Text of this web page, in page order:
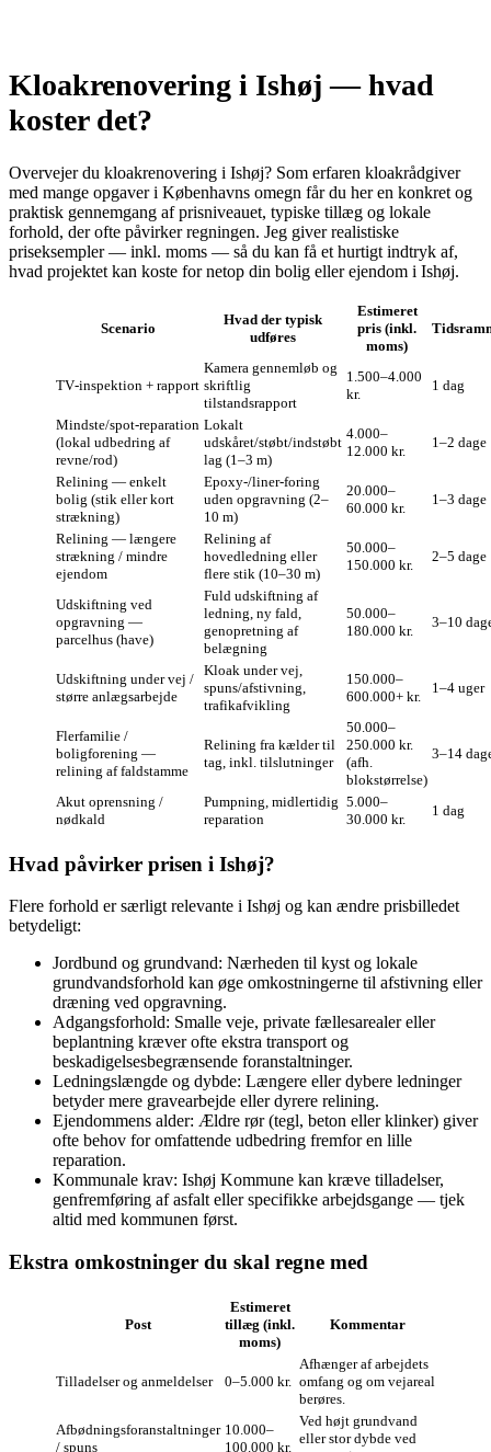
Kloakrenovering i Ishøj — hvad
koster det?
Overvejer du kloakrenovering i Ishøj? Som erfaren kloakrådgiver
med mange opgaver i Københavns omegn får du her en konkret og
praktisk gennemgang af prisniveauet, typiske tillæg og lokale
forhold, der ofte påvirker regningen. Jeg giver realistiske
priseksempler — inkl. moms — så du kan få et hurtigt indtryk af,
hvad projektet kan koste for netop din bolig eller ejendom i Ishøj.
Scenario
Hvad der typisk
udføres
Estimeret
pris (inkl.
moms)
TV‑inspektion + rapport
Kamera gennemløb og
skriftlig
tilstandsrapport
1.500–4.000
kr.
1 dag
Mindste/spot‑reparation
(lokal udbedring af
revne/rod)
Lokalt
udskåret/støbt/indstøbt
lag (1–3 m)
4.000–
12.000 kr.
1–2 dage
Relining — enkelt
bolig (stik eller kort
strækning)
Epoxy-/liner‑foring
uden opgravning (2–
10 m)
20.000–
60.000 kr.
1–3 dage
Relining — længere
strækning / mindre
ejendom
Relining af
hovedledning eller
flere stik (10–30 m)
50.000–
150.000 kr.
2–5 dage
Udskiftning ved
opgravning —
parcelhus (have)
Fuld udskiftning af
ledning, ny fald,
genopretning af
belægning
50.000–
180.000 kr.
3–10
Udskiftning under vej /
større anlægsarbejde
Kloak under vej,
spuns/afstivning,
trafikafvikling
150.000–
600.000+ kr.
1–4 uger
Flerfamilie /
boligforening —
relining af faldstamme
Relining fra kælder til
tag, inkl. tilslutninger
50.000–
250.000 kr.
(afh.
blokstørrelse)
3–14
Akut oprensning /
nødkald
Pumpning, midlertidig
reparation
5.000–
30.000 kr.
1 dag
Hvad påvirker prisen i Ishøj?
Flere forhold er særligt relevante i Ishøj og kan ændre prisbilledet
betydeligt:
Jordbund og grundvand: Nærheden til kyst og lokale
grundvandsforhold kan øge omkostningerne til afstivning eller
dræning ved opgravning.
Adgangsforhold: Smalle veje, private fællesarealer eller
beplantning kræver ofte ekstra transport og
beskadigelsesbegrænsende foranstaltninger.
Ledningslængde og dybde: Længere eller dybere ledninger
betyder mere gravearbejde eller dyrere relining.
Ejendommens alder: Ældre rør (tegl, beton eller klinker) giver
ofte behov for omfattende udbedring fremfor en lille
reparation.
Kommunale krav: Ishøj Kommune kan kræve tilladelser,
genfremføring af asfalt eller specifikke arbejdsgange — tjek
altid med kommunen først.
Ekstra omkostninger du skal regne med
Post
Estimeret
tillæg (inkl.
moms)
Kommentar
Tilladelser og anmeldelser 0–5.000 kr.
Afhænger af arbejdets
omfang og om vejareal
berøres.
Afbødningsforanstaltninger
/ spuns
10.000–
100.000 kr.
Ved højt grundvand
eller stor dybde ved